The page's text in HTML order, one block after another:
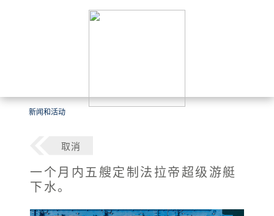
新闻和活动
取消
一个月内五艘定制法拉帝超级游艇
下水。